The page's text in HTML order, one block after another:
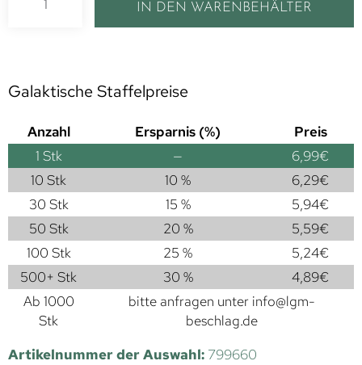
IN DEN WARENBEHÄLTER
Galaktische Staffelpreise
Anzahl Ersparnis (%)
Preis
1 Stk — 6,99€
10 Stk
10 % 6,29€
30 Stk
15 % 5,94€
50 Stk
20 % 5,59€
100 Stk
25 % 5,24€
500+ Stk
30 % 4,89€
Ab 1000
Stk
bitte anfragen unter info@lgm-
beschlag.de
Artikelnummer der Auswahl: 799660